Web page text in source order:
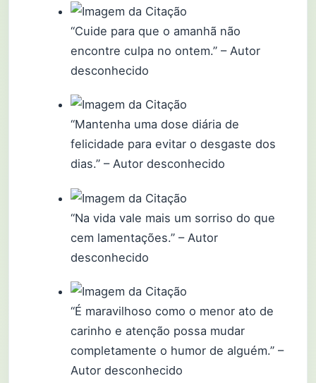
“Cuide para que o amanhã não
encontre culpa no ontem.” – Autor
desconhecido
“Mantenha uma dose diária de
felicidade para evitar o desgaste dos
dias.” – Autor desconhecido
“Na vida vale mais um sorriso do que
cem lamentações.” – Autor
desconhecido
“É maravilhoso como o menor ato de
carinho e atenção possa mudar
completamente o humor de alguém.” –
Autor desconhecido